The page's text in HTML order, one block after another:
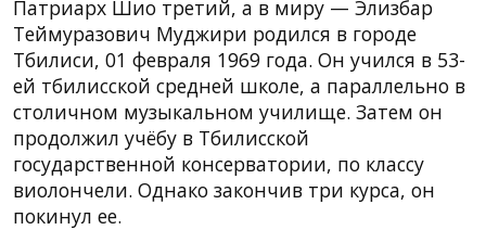
Патриарх Шио третий, а в миру — Элизбар
Теймуразович Муджири родился в городе
Тбилиси, 01 февраля 1969 года. Он учился в 53-
ей тбилисской средней школе, а параллельно в
столичном музыкальном училище. Затем он
продолжил учёбу в Тбилисской
государственной консерватории, по классу
виолончели. Однако закончив три курса, он
покинул ее.